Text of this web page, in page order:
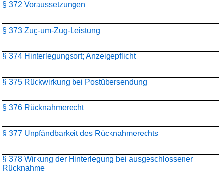
§ 372 Voraussetzungen
§ 373 Zug-um-Zug-Leistung
§ 374 Hinterlegungsort; Anzeigepflicht
§ 375 Rückwirkung bei Postübersendung
§ 376 Rücknahmerecht
§ 377 Unpfändbarkeit des Rücknahmerechts
§ 378 Wirkung der Hinterlegung bei ausgeschlossener
Rücknahme